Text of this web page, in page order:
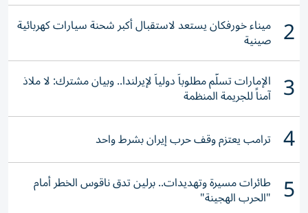
2 ميناء خورفكان يستعد لاستقبال أكبر شحنة سيارات كهربائية
صينية
3 الإمارات تسلّم مطلوباً دولياً لإيرلندا.. وبيان مشترك: لا ملاذ
آمناً للجريمة المنظمة
4 ترامب يعتزم وقف حرب إيران بشرط واحد
5 طائرات مسيرة وتهديدات.. برلين تدق ناقوس الخطر أمام
"الحرب الهجينة"